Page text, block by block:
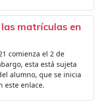
matrículas en
comienza el 2 de
esta está sujeta
alumno, que se inicia
este enlace.